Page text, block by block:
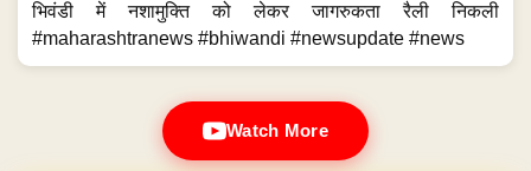
भिवंडी में नशामुक्ति को लेकर जागरुकता रैली निकली
#maharashtranews #bhiwandi #newsupdate #news
Watch More